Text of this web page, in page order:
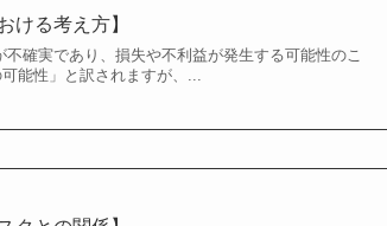
ける考え方】
確実であり、損失や不利益が発生する可能性のこ
能性」と訳されますが、...